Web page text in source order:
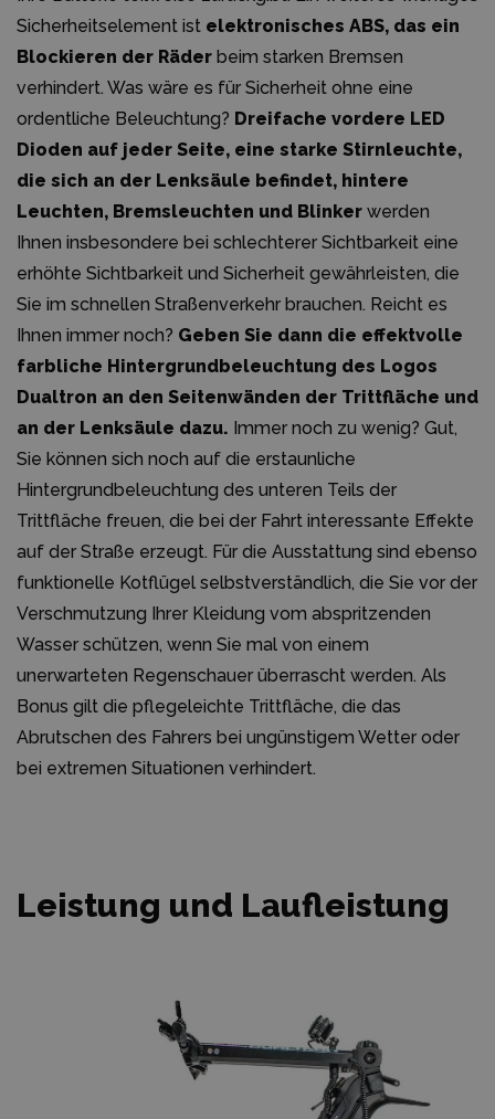
Sicherheitselement ist elektronisches ABS, das ein
Blockieren der Räder beim starken Bremsen
verhindert. Was wäre es für Sicherheit ohne eine
ordentliche Beleuchtung? Dreifache vordere LED
Dioden auf jeder Seite, eine starke Stirnleuchte,
die sich an der Lenksäule befindet, hintere
Leuchten, Bremsleuchten und Blinker werden
Ihnen insbesondere bei schlechterer Sichtbarkeit eine
erhöhte Sichtbarkeit und Sicherheit gewährleisten, die
Sie im schnellen Straßenverkehr brauchen. Reicht es
Ihnen immer noch? Geben Sie dann die effektvolle
farbliche Hintergrundbeleuchtung des Logos
Dualtron an den Seitenwänden der Trittfläche und
an der Lenksäule dazu. Immer noch zu wenig? Gut,
Sie können sich noch auf die erstaunliche
Hintergrundbeleuchtung des unteren Teils der
Trittfläche freuen, die bei der Fahrt interessante Effekte
auf der Straße erzeugt. Für die Ausstattung sind ebenso
funktionelle Kotflügel selbstverständlich, die Sie vor der
Verschmutzung Ihrer Kleidung vom abspritzenden
Wasser schützen, wenn Sie mal von einem
unerwarteten Regenschauer überrascht werden. Als
Bonus gilt die pflegeleichte Trittfläche, die das
Abrutschen des Fahrers bei ungünstigem Wetter oder
bei extremen Situationen verhindert.
Leistung und Laufleistung